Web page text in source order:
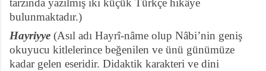
tarzında yazılmış iki küçük Türkçe hikâye
bulunmaktadır.)
Hayriyye (Asıl adı Hayrî-nâme olup Nâbi’nin geniş
okuyucu kitlelerince beğenilen ve ünü günümüze
kadar gelen eseridir. Didaktik karakteri ve dini